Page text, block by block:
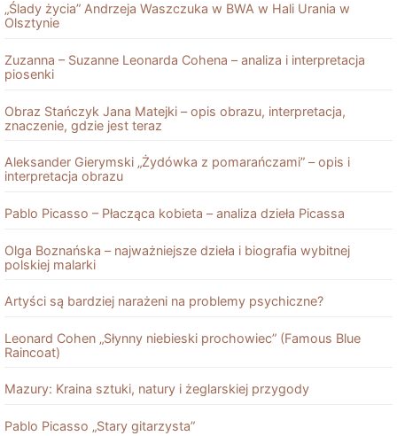
„Ślady życia” Andrzeja Waszczuka w BWA w Hali Urania w
Olsztynie
Zuzanna – Suzanne Leonarda Cohena – analiza i interpretacja
piosenki
Obraz Stańczyk Jana Matejki – opis obrazu, interpretacja,
znaczenie, gdzie jest teraz
Aleksander Gierymski „Żydówka z pomarańczami” – opis i
interpretacja obrazu
Pablo Picasso – Płacząca kobieta – analiza dzieła Picassa
Olga Boznańska – najważniejsze dzieła i biografia wybitnej
polskiej malarki
Artyści są bardziej narażeni na problemy psychiczne?
Leonard Cohen „Słynny niebieski prochowiec” (Famous Blue
Raincoat)
Mazury: Kraina sztuki, natury i żeglarskiej przygody
Pablo Picasso „Stary gitarzysta”